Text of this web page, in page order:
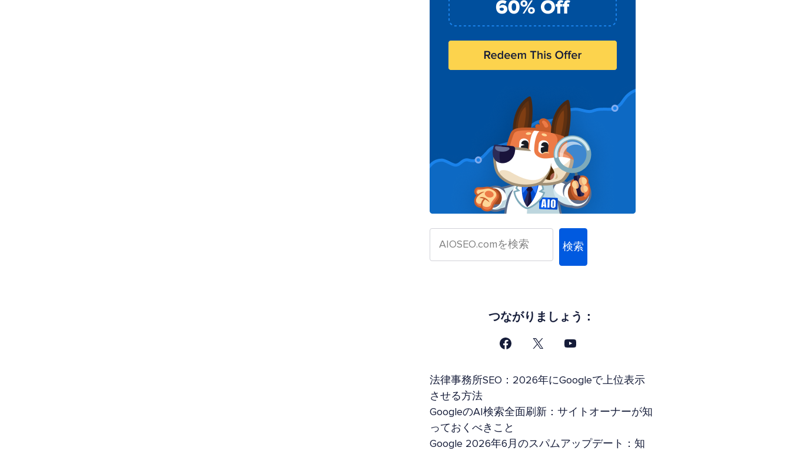
検索
つながりましょう：
法律事務所SEO：2026年にGoogleで上位表示
させる方法
GoogleのAI検索全面刷新：サイトオーナーが知
っておくべきこと
Google 2026年6月のスパムアップデート：知